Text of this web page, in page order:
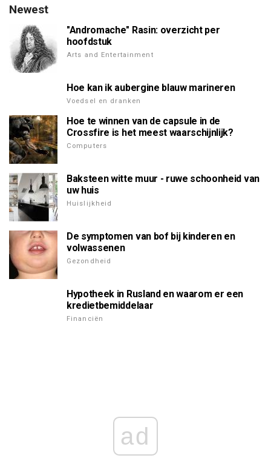
Newest
"Andromache" Rasin: overzicht per
hoofdstuk
Arts and Entertainment
Hoe kan ik aubergine blauw marineren
Voedsel en dranken
Hoe te winnen van de capsule in de
Crossfire is het meest waarschijnlijk?
Computers
Baksteen witte muur - ruwe schoonheid van
uw huis
Huislijkheid
De symptomen van bof bij kinderen en
volwassenen
Gezondheid
Hypotheek in Rusland en waarom er een
kredietbemiddelaar
Financiën
ad